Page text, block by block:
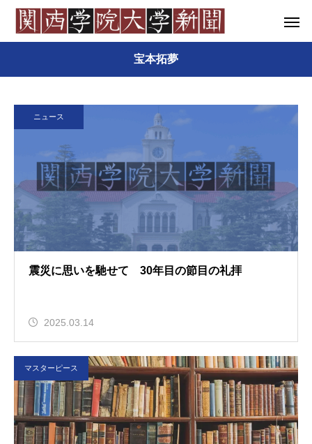
宝本拓夢
ニュース
震災に思いを馳せて 30年目の節目の礼拝
2025.03.14
マスターピース